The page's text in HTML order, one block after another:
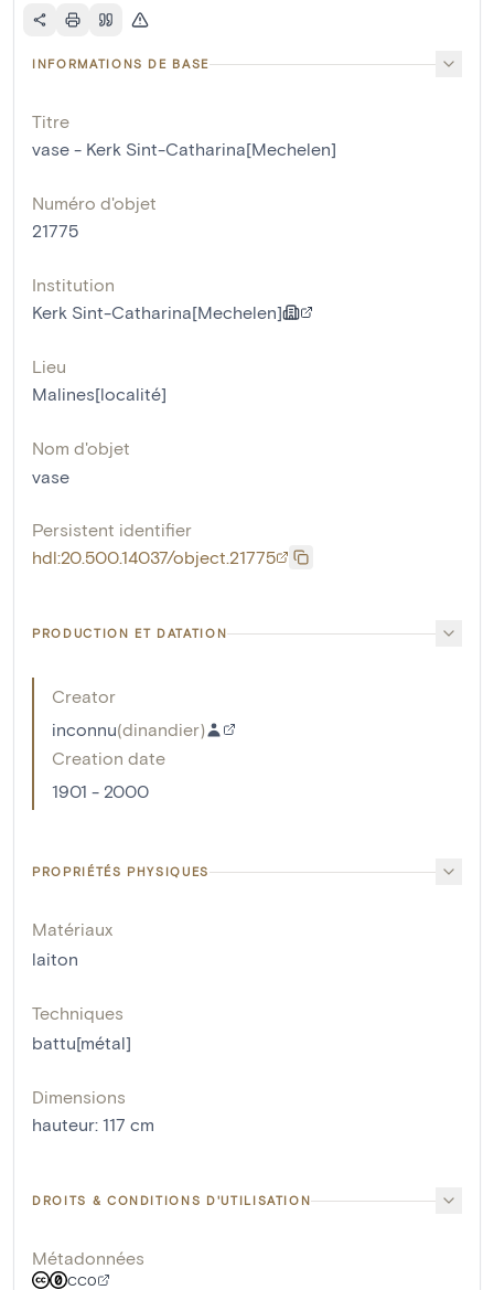
INFORMATIONS DE BASE
Titre
vase - Kerk Sint-Catharina[Mechelen]
Numéro d'objet
21775
Institution
Kerk Sint-Catharina[Mechelen]
Lieu
Malines[localité]
Nom d'objet
vase
Persistent identifier
hdl:20.500.14037/object.21775
PRODUCTION ET DATATION
Creator
inconnu(dinandier)
Creation date
1901 - 2000
PROPRIÉTÉS PHYSIQUES
Matériaux
laiton
Techniques
battu[métal]
Dimensions
hauteur: 117 cm
DROITS & CONDITIONS D'UTILISATION
Métadonnées
CC0